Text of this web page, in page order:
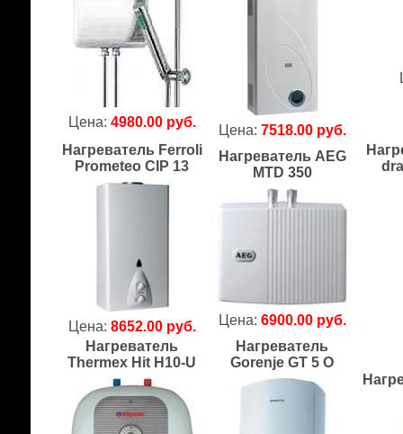
Цена: 4980.00 руб.
Цена: 7518.00 руб.
Нагреватель Ferroli
Prometeo CIP 13
Цена: 8652.00 руб.
Нагреватель AEG
MTD 350
Цена: 6900.00 руб.
Нагреватель
Thermex Hit H10-U
Нагреватель
Gorenje GT 5 O